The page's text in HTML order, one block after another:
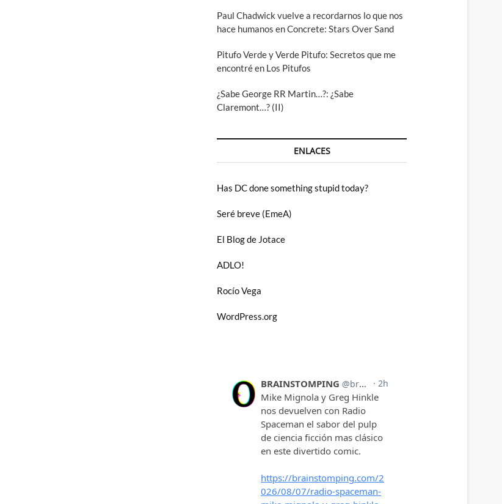
Paul Chadwick vuelve a recordarnos lo que nos
hace humanos en Concrete: Stars Over Sand
Pitufo Verde y Verde Pitufo: Secretos que me
encontré en Los Pitufos
¿Sabe George RR Martin…?: ¿Sabe
Claremont…? (II)
ENLACES
Has DC done something stupid today?
Seré breve (EmeA)
El Blog de Jotace
ADLO!
Rocío Vega
WordPress.org